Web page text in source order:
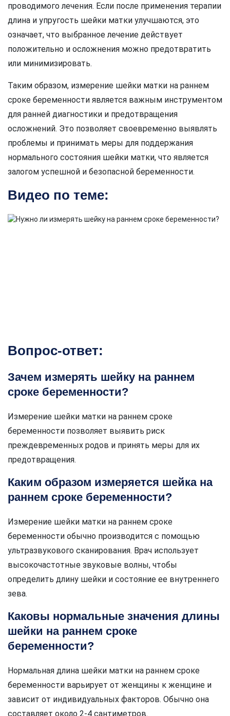
проводимого лечения. Если после применения терапии
длина и упругость шейки матки улучшаются, это
означает, что выбранное лечение действует
положительно и осложнения можно предотвратить
или минимизировать.
Таким образом, измерение шейки матки на раннем
сроке беременности является важным инструментом
для ранней диагностики и предотвращения
осложнений. Это позволяет своевременно выявлять
проблемы и принимать меры для поддержания
нормального состояния шейки матки, что является
залогом успешной и безопасной беременности.
Видео по теме:
Вопрос-ответ:
Зачем измерять шейку на раннем
сроке беременности?
Измерение шейки матки на раннем сроке
беременности позволяет выявить риск
преждевременных родов и принять меры для их
предотвращения.
Каким образом измеряется шейка на
раннем сроке беременности?
Измерение шейки матки на раннем сроке
беременности обычно производится с помощью
ультразвукового сканирования. Врач использует
высокочастотные звуковые волны, чтобы
определить длину шейки и состояние ее внутреннего
зева.
Каковы нормальные значения длины
шейки на раннем сроке
беременности?
Нормальная длина шейки матки на раннем сроке
беременности варьирует от женщины к женщине и
зависит от индивидуальных факторов. Обычно она
составляет около 2-4 сантиметров.